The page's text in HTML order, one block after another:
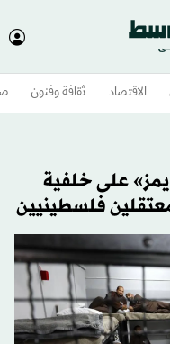
الاقتصاد ثقافة وفنون
على خلفية
فلسطينيين